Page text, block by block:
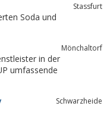
Stassfurt
Soda und
Mönchaltorf
in der
umfassende
Schwarzheide